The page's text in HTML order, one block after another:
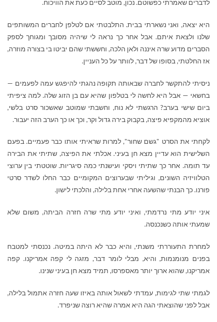
לדברים שאמרתי כפשוטם. נכון, מוטב לסיים כעת את הוויכוח.
היא יצאה, ואני נשארתי בבית. התלבטתי אם לטלפן לחברים המשותפים
שלנו ולצאת איתם. אבל אחר כך נראה לי שיהיה מסובך ומגוחך לספק
הסברים מדוע שרה איננה ולאן הלכה, וחששתי שהם יביטו בי בצורה מוזרה,
אז החלטתי, בסופו של דבר, לוותר על כל העניין.
ניסיתי להתקשר לחברה שבאותה תקופה נהגתי להיפגש עמה לפעמים —
בחשאי — אבל היא לחשה לי בטלפון שהיא עם בן הזוג שלה. למה ציפיתי
ביום שישי בערב? הרגשתי לא נוח, וחשבתי שמוטב שאשכור סרט בלשי,
אוציא מהמקפיא פיצה, בקבוק בירה גדול וקר, וכך או כך הערב הזה יעבור.
לקחתי את הסרט "גשם שחור", למרות שראיתי אותו כבר פעמיים. בפעם
השלישית הוא עדיין מצא חן בעיני. אכלתי את הפיצה, שתיתי את הבירה
עד תומה. אחר כך שתיתי ויסקי ועישנתי כמה סיגריות. שוטטתי בין ערוצי
הטלוויזיה השונים, וגיליתי שבערוצים המקומיים כבר החלו לשדר סרטי
פורנו. כך הבנתי שהשעה אחרי אחת בלילה, והלכתי לישון.
איני יודע מתי נרדמתי, ואיני יודע מתי שרה חזרה הביתה, משום שלא
שמעתי אותה כשנכנסה.
למחרת התעוררתי משנתי, והיא כבר לא היתה במיטה. נכנסתי למטבח
בפנים מנומנמות, והיא, מבלי לומר דבר, מזגה לי קפה אמריקנו. קפה
אמריקנו, שהוא ארוך יותר מאספרסו, תמיד מצא חן בעיני שנינו.
לגמתי שתי לגימות, עמדתי לשאול אותה באיזו שעה חזרה אתמול בלילה,
אבל לפני שהוצאתי הגה היא אמרה שהיא רוצה שניפרד.